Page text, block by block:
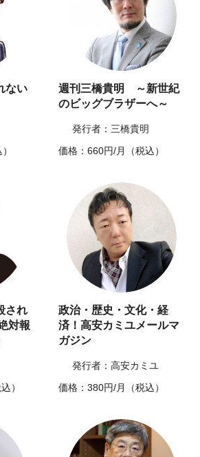
ない
週刊三橋貴明 ～新世紀
のビッグブラザーへ～
発行者：三橋貴明
価格：660円/月（税込）
され
対報
）
政治・歴史・文化・経
済！高安カミユメールマ
ガジン
発行者：高安カミユ
価格：380円/月（税込）